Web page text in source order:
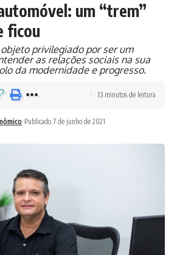
um “trem”
ficou
privilegiado por ser um
as relações sociais na sua
da modernidade e progresso.
Publicado 7 de junho de 2021
13 minutos de leitura